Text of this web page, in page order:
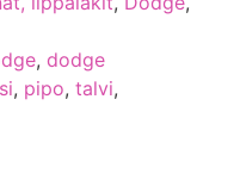
, dodge
, pipo, talvi,